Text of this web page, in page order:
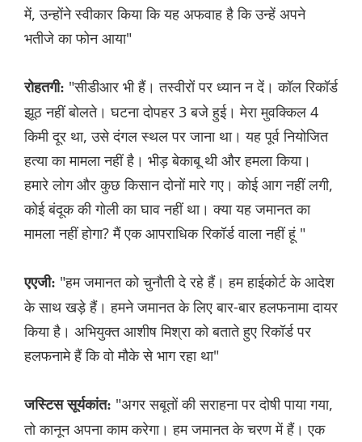
में, उन्होंने स्वीकार किया कि यह अफवाह है कि उन्हें अपने
भतीजे का फोन आया"
रोहतगी: "सीडीआर भी हैं। तस्वीरों पर ध्यान न दें। कॉल रिकॉर्ड
झूठ नहीं बोलते। घटना दोपहर 3 बजे हुई। मेरा मुवक्किल 4
किमी दूर था, उसे दंगल स्थल पर जाना था। यह पूर्व नियोजित
हत्या का मामला नहीं है। भीड़ बेकाबू थी और हमला किया।
हमारे लोग और कुछ किसान दोनों मारे गए। कोई आग नहीं लगी,
कोई बंदूक की गोली का घाव नहीं था। क्या यह जमानत का
मामला नहीं होगा? मैं एक आपराधिक रिकॉर्ड वाला नहीं हूं "
एएजी: "हम जमानत को चुनौती दे रहे हैं। हम हाईकोर्ट के आदेश
के साथ खड़े हैं। हमने जमानत के लिए बार-बार हलफनामा दायर
किया है। अभियुक्त आशीष मिश्रा को बताते हुए रिकॉर्ड पर
हलफनामे हैं कि वो मौके से भाग रहा था"
जस्टिस सूर्यकांत: "अगर सबूतों की सराहना पर दोषी पाया गया,
तो कानून अपना काम करेगा। हम जमानत के चरण में हैं। एक